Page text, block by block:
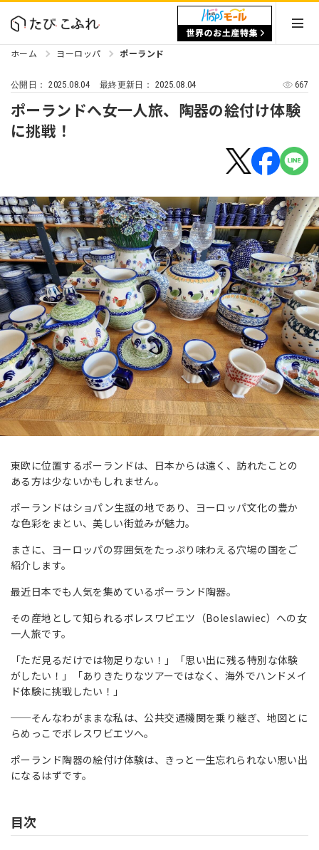
ホーム ヨーロッパ ポーランド
公開日：2025.08.04 最終更新日： 2025.08.04 667
ポーランドへ女一人旅、陶器の絵付け体験
に挑戦！
東欧に位置するポーランドは、日本からは遠く、訪れたことの
ある方は少ないかもしれません。
ポーランドはショパン生誕の地であり、ヨーロッパ文化の豊か
な色彩をまとい、美しい街並みが魅力。
まさに、ヨーロッパの雰囲気をたっぷり味わえる穴場の国をご
紹介します。
最近日本でも人気を集めているポーランド陶器。
その産地として知られるボレスワビエツ（Boleslawiec）への女
一人旅です。
「ただ見るだけでは物足りない！」「思い出に残る特別な体験
がしたい！」「ありきたりなツアーではなく、海外でハンドメイ
ド体験に挑戦したい！」
──そんなわがままな私は、公共交通機関を乗り継ぎ、地図とに
らめっこでボレスワビエツへ。
ポーランド陶器の絵付け体験は、きっと一生忘れられない思い出
になるはずです。
目次